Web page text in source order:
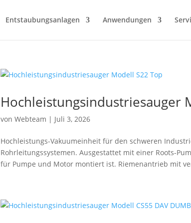
Entstaubungsanlagen Anwendungen
Hochleistungsindustriesauger
von Webteam | Juli 3, 2026
Hochleistungs-Vakuumeinheit für den schweren
Rohrleitungssystemen. Ausgestattet mit einer Roots-
für Pumpe und Motor montiert ist. Riemenantrieb mit